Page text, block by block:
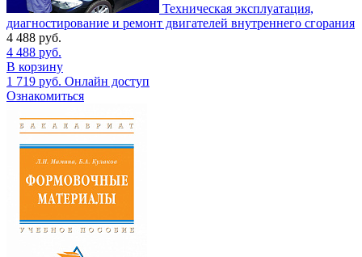
Техническая эксплуатация,
диагностирование и ремонт двигателей внутреннего сгорания
4 488 руб.
4 488 руб.
В корзину
1 719 руб. Онлайн доступ
Ознакомиться